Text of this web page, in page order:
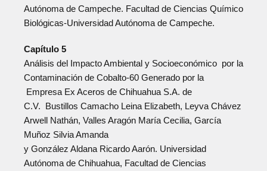
Autónoma de Campeche. Facultad de Ciencias Químico
Biológicas-Universidad Autónoma de Campeche.
Capítulo 5
Análisis del Impacto Ambiental y Socioeconómico por la
Contaminación de Cobalto-60 Generado por la
Empresa Ex Aceros de Chihuahua S.A. de
C.V. Bustillos Camacho Leina Elizabeth, Leyva Chávez
Arwell Nathán, Valles Aragón María Cecilia, García
Muñoz Silvia Amanda
y González Aldana Ricardo Aarón. Universidad
Autónoma de Chihuahua, Facultad de Ciencias